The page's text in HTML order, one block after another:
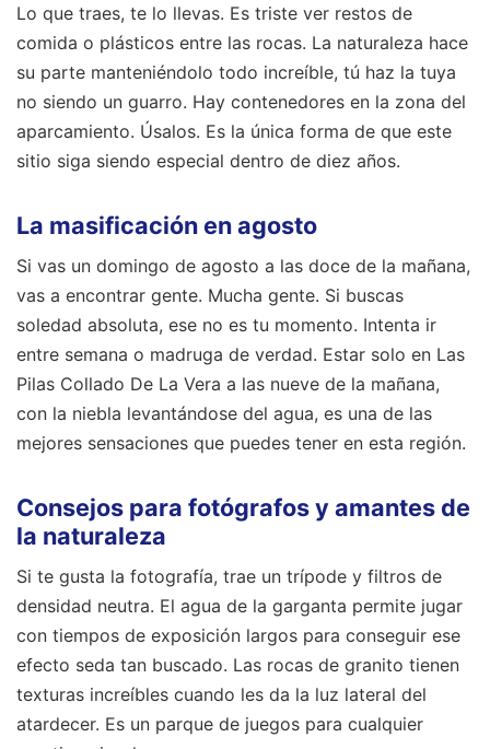
Lo que traes, te lo llevas. Es triste ver restos de
comida o plásticos entre las rocas. La naturaleza hace
su parte manteniéndolo todo increíble, tú haz la tuya
no siendo un guarro. Hay contenedores en la zona del
aparcamiento. Úsalos. Es la única forma de que este
sitio siga siendo especial dentro de diez años.
La masificación en agosto
Si vas un domingo de agosto a las doce de la mañana,
vas a encontrar gente. Mucha gente. Si buscas
soledad absoluta, ese no es tu momento. Intenta ir
entre semana o madruga de verdad. Estar solo en Las
Pilas Collado De La Vera a las nueve de la mañana,
con la niebla levantándose del agua, es una de las
mejores sensaciones que puedes tener en esta región.
Consejos para fotógrafos y amantes de
la naturaleza
Si te gusta la fotografía, trae un trípode y filtros de
densidad neutra. El agua de la garganta permite jugar
con tiempos de exposición largos para conseguir ese
efecto seda tan buscado. Las rocas de granito tienen
texturas increíbles cuando les da la luz lateral del
atardecer. Es un parque de juegos para cualquier